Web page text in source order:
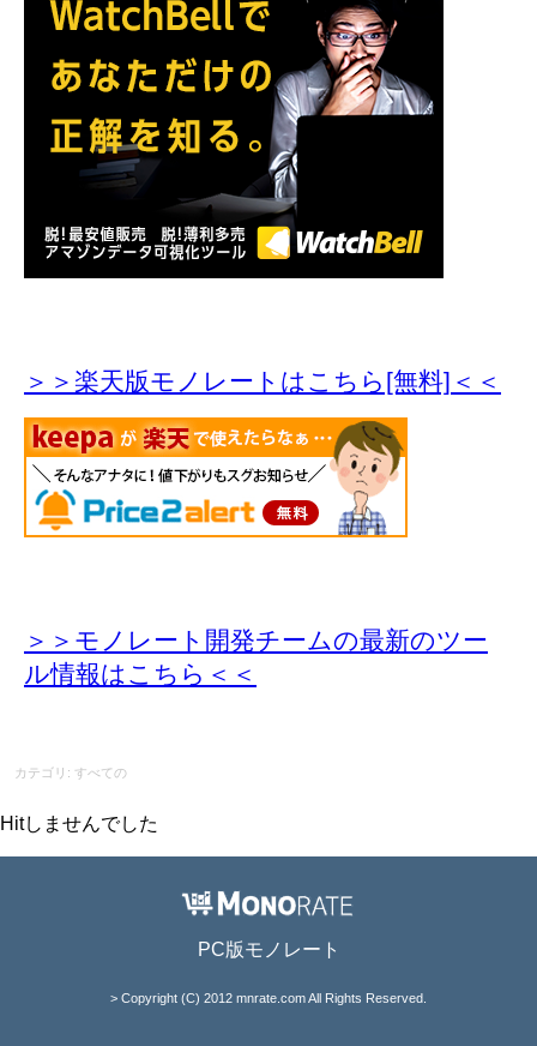
＞＞楽天版モノレートはこちら[無料]＜＜
＞＞モノレート開発チームの最新のツー
ル情報はこちら＜＜
カテゴリ: すべての
Hitしませんでした
PC版モノレート
> Copyright (C) 2012 mnrate.com All Rights Reserved.